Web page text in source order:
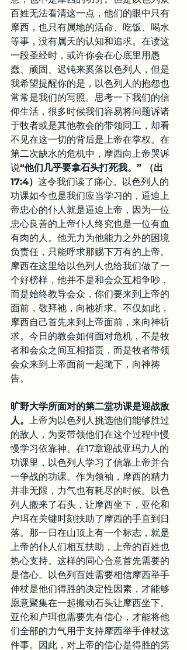
百姓无法看清这一点，他们的眼中只有
摩西，也只有属地的活命、吃饭、喝水
等事，没有属天的认知和追求。在读这
一段圣经时，或许你会在心底里用愚
蠢、顽固、迟钝来奚落以色列人，但是
我希望提醒你的是，以色列人的抱怨也
常常是我们的写照。思考一下我们的信
仰生活，很多时候我们容易将问题诉诸
于牧者或是其他教会的带领同工，却看
不见在这一切的背后是上帝在掌权。在
第二次缺水的危机中，摩西向上帝哭诉
说“他们几乎要拿石头打死我。” （出
17:4） 这令我们读了痛心。以色列人的
功课如今也是我们应当学习的，逼迫上
帝忠心的仆人就是逼迫上帝，因为一位
忠心良善的上帝仆人终究也是一位有血
有肉的人。他无力为他能力之外的困境
负责任，只能呼求那赐下万有的上帝。
摩西在这里给以色列人也给我们做了一
个好榜样，他并不是和会众互相争吵，
而是始终教导会众，你们要来到上帝的
面前，敬拜祂，向祂祈求。不仅如此，
摩西自己首先来到上帝面前，来向神祈
求。今日的教会如何面对危机，不是牧
者和会众之间互相指责，而是牧者带领
会众来到上帝面前一起跪下，向神祷
告。
旷野大学所面对的第二堂功课是迎战敌
人。 上帝为以色列人挑选他们能够胜过
的敌人，为要带领他们在这个过程中慢
慢学习依靠神。在17章迎战亚玛力人的
功课里，以色列人学习了信靠上帝并合
一争战的功课。作为领袖，摩西的精力
并非无限，力气也有耗尽的时候。以色
列人搬来了石头，让摩西坐下，亚伦和
户珥在关键时刻扶助了摩西的手直到日
落。那一日在山顶上有一个标志，就是
上帝的仆人们相互扶助，上帝的百姓也
热心支持。这样的同心合意首先需要的
是信心。以色列百姓需要相信摩西举手
伸杖是他们得胜的决定性因素，才能够
愿意聚集在一起搬动石头让摩西坐下。
亚伦和户珥也需要先有信心，才能将他
们全部的力气用于支持摩西举手伸杖这
件事。因此，对上帝的信心是得胜的第